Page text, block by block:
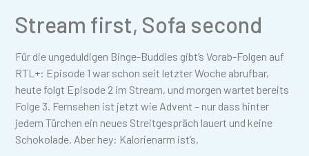
Stream first, Sofa second
Für die ungeduldigen Binge-Buddies gibt’s Vorab-Folgen auf
RTL+: Episode 1 war schon seit letzter Woche abrufbar,
heute folgt Episode 2 im Stream, und morgen wartet bereits
Folge 3. Fernsehen ist jetzt wie Advent – nur dass hinter
jedem Türchen ein neues Streitgespräch lauert und keine
Schokolade. Aber hey: Kalorienarm ist’s.